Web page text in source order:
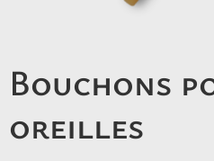
Bouchons
oreilles